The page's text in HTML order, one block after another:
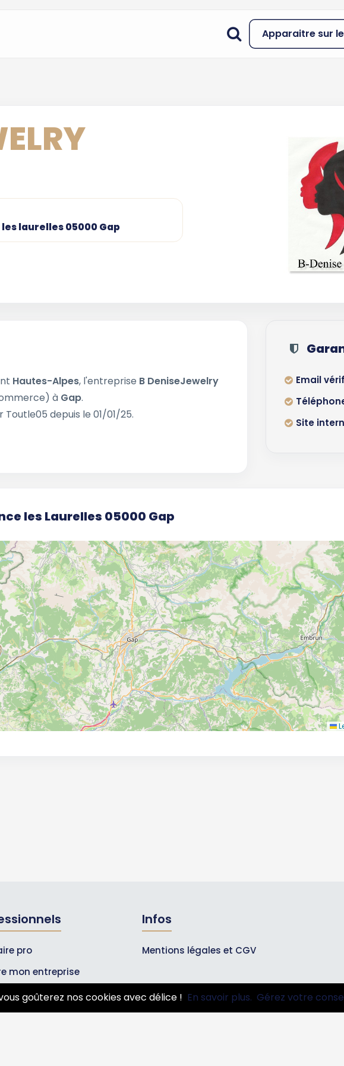
Apparaitre sur
laurelles 05000 Gap
Hautes-Alpes, l'entreprise B DeniseJewelry
à Gap.
depuis le 01/01/25.
Email
Site
les Laurelles 05000 Gap
pro
mon entreprise
Pros
Infos
Mentions légales et CGV
goûterez nos cookies avec délice ! En savoir plus. Gérez votre